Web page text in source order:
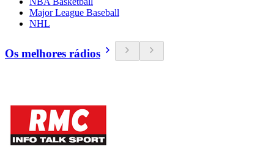
Major League Baseball
NHL
Os melhores rádios